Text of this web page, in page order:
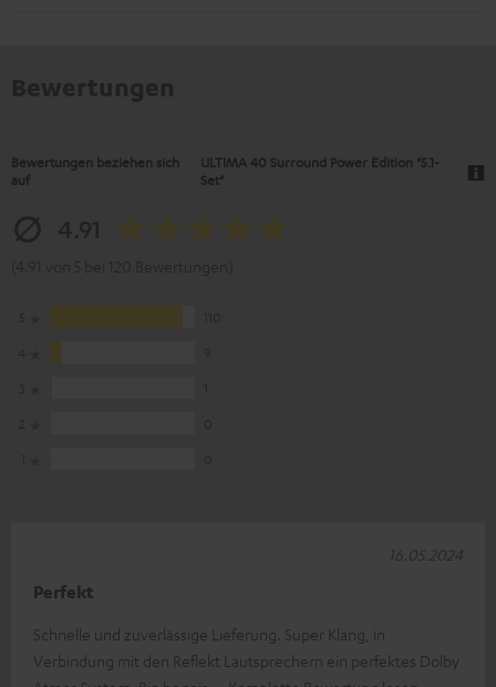
Bewertungen beziehen sich
auf
ULTIMA 40 Surround Power Edition "5.1-
Set"
Perfekt
Schnelle und zuverlässige Lieferung. Super Klang, in
Verbindung mit den Reflekt Lautsprechern ein perfektes Dolby
16.05.2024